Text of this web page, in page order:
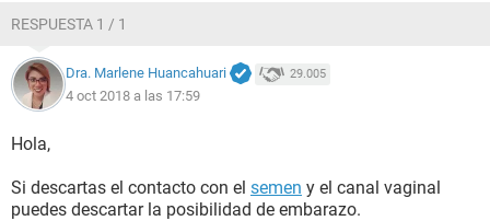
RESPUESTA 1 / 1
Dra. Marlene Huancahuari 29.005
4 oct 2018 a las 17:59
Hola,
Si descartas el contacto con el semen y el canal vaginal
puedes descartar la posibilidad de embarazo.